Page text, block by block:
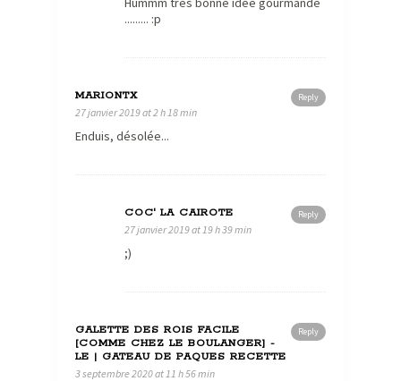
......... :p
Reply
MARIONTX
27 janvier 2019 at 2 h 18 min
Enduis, désolée...
Reply
COC' LA CAIROTE
27 janvier 2019 at 19 h 39 min
;)
Reply
GALETTE DES ROIS FACILE
[COMME CHEZ LE BOULANGER] -
LE | GATEAU DE PAQUES RECETTE
3 septembre 2020 at 11 h 56 min